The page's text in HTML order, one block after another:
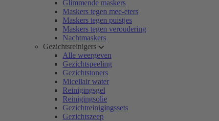
Glimmende maskers
Maskers tegen mee-eters
Maskers tegen puistjes
Maskers tegen veroudering
Nachtmaskers
Gezichtsreinigers
Alle weergeven
Gezichtspeeling
Gezichtstoners
Micellair water
Reinigingsgel
Reinigingsolie
Gezichtreinigingssets
Gezichtszeep